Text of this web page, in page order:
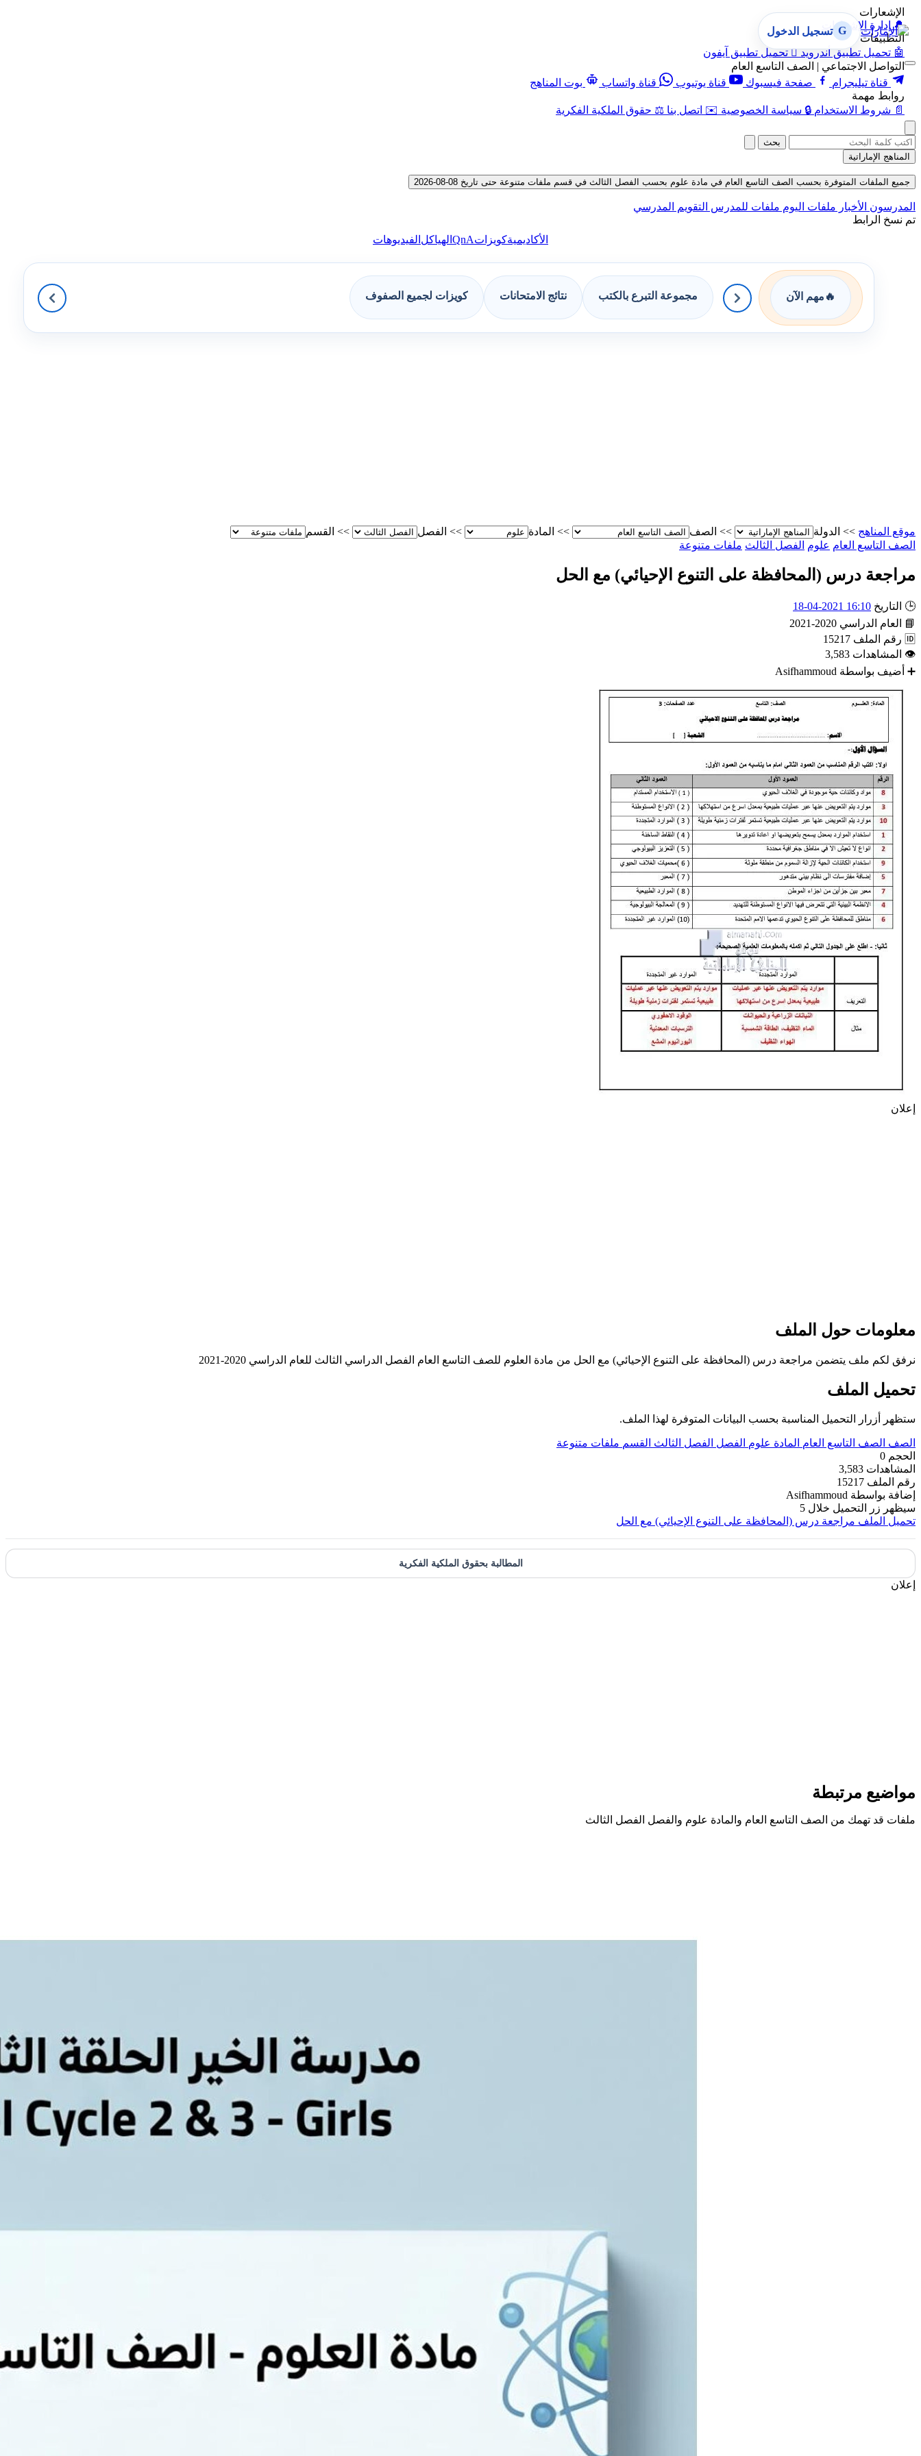
الإشعارات
🔔 إدارة الإشعارات
التطبيقات
🤖 تحميل تطبيق أندرويد  تحميل تطبيق آيفون
التواصل الاجتماعي | الصف التاسع العام
قناة تيليجرام
صفحة فيسبوك قناة يوتيوب قناة واتساب
بوت المناهج
روابط مهمة
📄 شروط الاستخدام 🔒 سياسة الخصوصية ✉️ اتصل بنا ⚖️ حقوق الملكية الفكرية
G تسجيل الدخول
بحث
المناهج الإماراتية
جميع الملفات المتوفرة بحسب الصف التاسع العام في مادة علوم بحسب الفصل الثالث في قسم ملفات متنوعة حتى تاريخ 08-08-2026
المدرسون الأخبار ملفات اليوم ملفات للمدرس التقويم المدرسي
تم نسخ الرابط
الأكاديميةكويزاتQnA الهياكل الفيديوهات
🔥 مهم الآن مجموعة التبرع بالكتب نتائج الامتحانات كويزات لجميع الصفوف
موقع المناهج >> الدولة >> الصف >> المادة >> الفصل >> القسم
الصف التاسع العام علوم الفصل الثالث ملفات متنوعة
مراجعة درس (المحافظة على التنوع الإحيائي) مع الحل
🕒 التاريخ 16:10 2021-04-18
📘
العام الدراسي 2020-2021
🆔 رقم الملف 15217
👁 المشاهدات 3,583
➕ أضيف بواسطة Asifhammoud
إعلان
معلومات حول الملف
نرفق لكم ملف يتضمن مراجعة درس (المحافظة على التنوع الإحيائي) مع الحل من مادة العلوم للصف التاسع العام الفصل الدراسي الثالث للعام الدراسي 2020-2021
تحميل الملف
ستظهر أزرار التحميل المناسبة بحسب البيانات المتوفرة لهذا الملف.
الصف الصف التاسع العام المادة علوم الفصل الفصل الثالث القسم ملفات متنوعة
الحجم 0
المشاهدات 3,583
رقم الملف 15217
إضافة بواسطة Asifhammoud
سيظهر زر التحميل خلال 5
تحميل الملف مراجعة درس (المحافظة على التنوع الإحيائي) مع الحل
المطالبة بحقوق الملكية الفكرية
إعلان
مواضيع مرتبطة
ملفات قد تهمك من الصف التاسع العام والمادة علوم والفصل الفصل الثالث